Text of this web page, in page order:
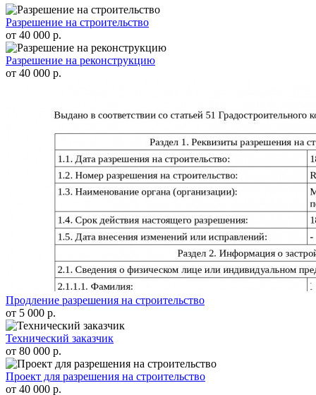
Разрешение на строительство
от 40 000 р.
Разрешение на реконструкцию
от 40 000 р.
Продление разрешения на строительство
от 5 000 р.
Технический заказчик
от 80 000 р.
Проект для разрешения на строительство
от 40 000 р.